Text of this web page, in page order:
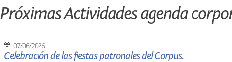
Próximas Actividades agenda
07/06/2026
Celebración de las fiestas patronales del Corpus.